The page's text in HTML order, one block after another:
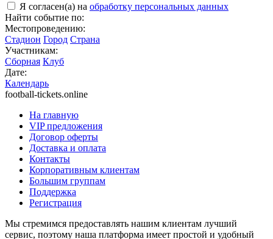
Я согласен(а) на обработку персональных данных
Найти событие по:
Местопроведению:
Стадион Город Страна
Участникам:
Сборная Клуб
Дате:
Календарь
football-tickets.online
На главную
VIP предложения
Договор оферты
Доставка и оплата
Контакты
Корпоративным клиентам
Большим группам
Поддержка
Регистрация
Мы стремимся предоставлять нашим клиентам лучший
сервис, поэтому наша платформа имеет простой и удобный